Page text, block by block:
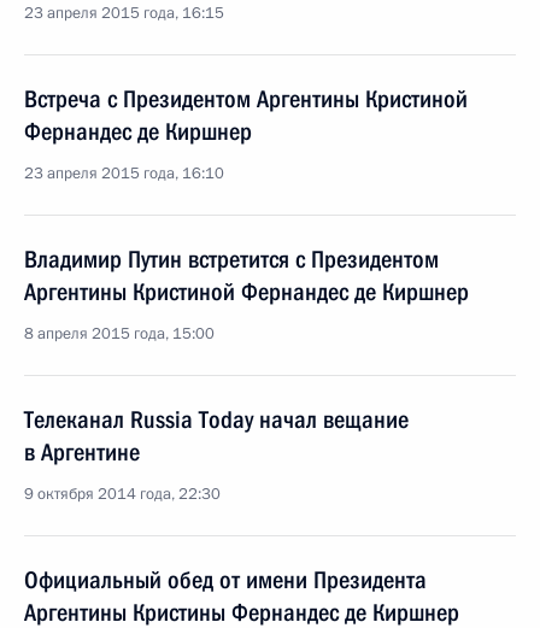
23 апреля 2015 года, 16:15
Встреча с Президентом Аргентины Кристиной
Фернандес де Киршнер
23 апреля 2015 года, 16:10
Владимир Путин встретится с Президентом
Аргентины Кристиной Фернандес де Киршнер
8 апреля 2015 года, 15:00
Телеканал Russia Today начал вещание
в Аргентине
9 октября 2014 года, 22:30
Официальный обед от имени Президента
Аргентины Кристины Фернандес де Киршнер